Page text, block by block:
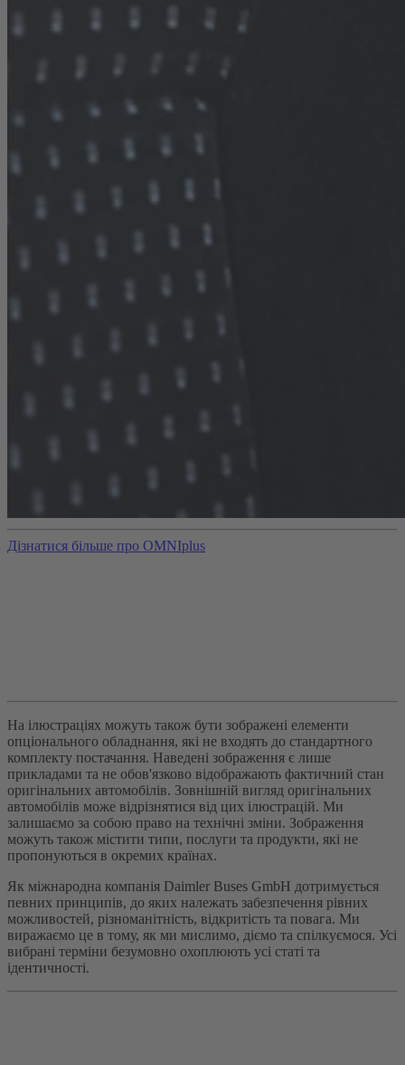
Дізнатися більше про OMNIplus
На ілюстраціях можуть також бути зображені елементи
опціонального обладнання, які не входять до стандартного
комплекту постачання. Наведені зображення є лише
прикладами та не обов'язково відображають фактичний стан
оригінальних автомобілів. Зовнішній вигляд оригінальних
автомобілів може відрізнятися від цих ілюстрацій. Ми
залишаємо за собою право на технічні зміни. Зображення
можуть також містити типи, послуги та продукти, які не
пропонуються в окремих країнах.
Як міжнародна компанія Daimler Buses GmbH дотримується
певних принципів, до яких належать забезпечення рівних
можливостей, різноманітність, відкритість та повага. Ми
виражаємо це в тому, як ми мислимо, діємо та спілкуємося. Усі
вибрані терміни безумовно охоплюють усі статі та
ідентичності.